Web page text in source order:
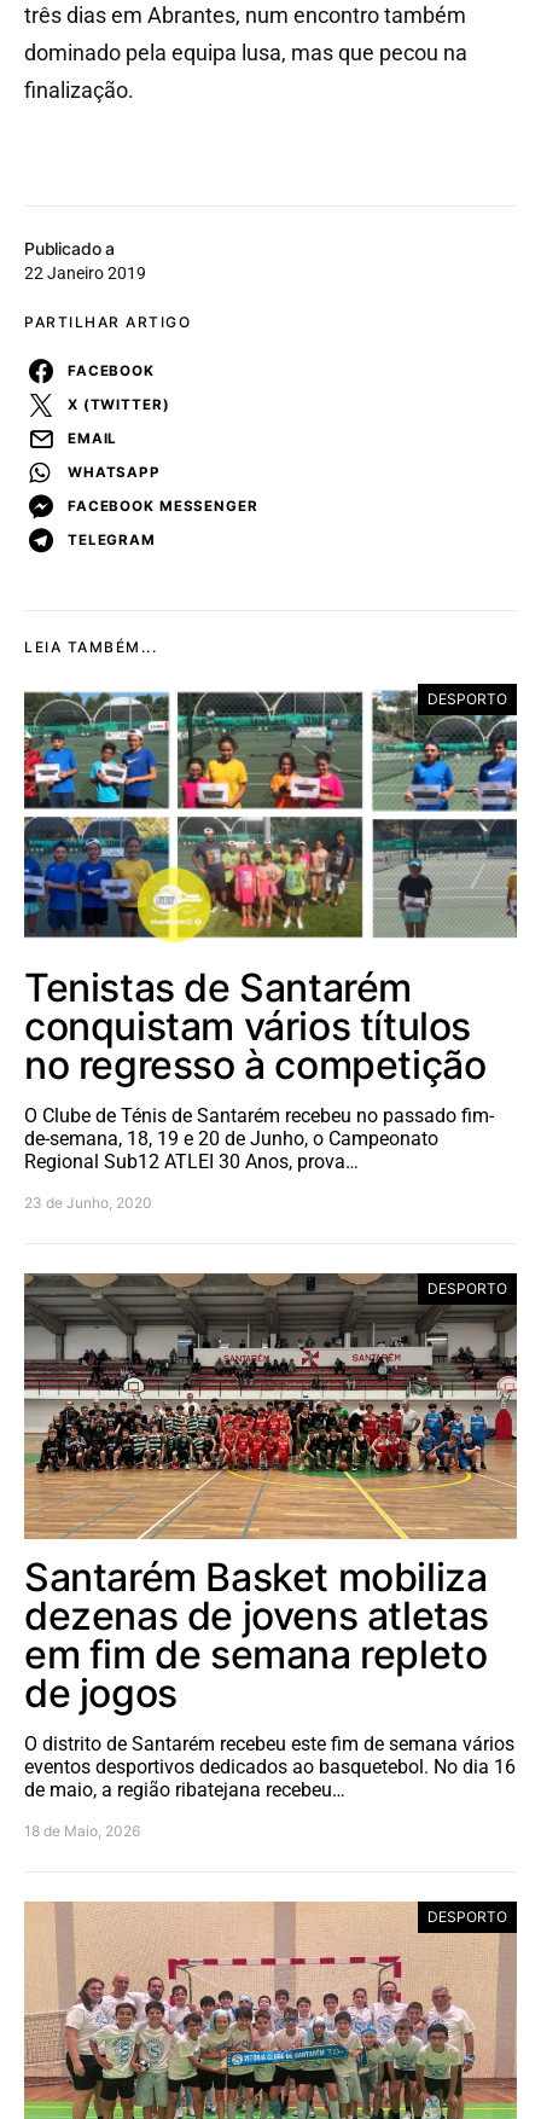
Publicado a
22 Janeiro 2019
PARTILHAR ARTIGO
FACEBOOK
X (TWITTER)
EMAIL
WHATSAPP
FACEBOOK MESSENGER
TELEGRAM
três dias em Abrantes, num encontro também
dominado pela equipa lusa, mas que pecou na
finalização.
LEIA TAMBÉM...
DESPORTO
Tenistas de Santarém
conquistam vários títulos
no regresso à competição
O Clube de Ténis de Santarém recebeu no passado fim-
de-semana, 18, 19 e 20 de Junho, o Campeonato
Regional Sub12 ATLEI 30 Anos, prova…
23 de Junho, 2020
DESPORTO
Santarém Basket mobiliza
dezenas de jovens atletas
em fim de semana repleto
de jogos
O distrito de Santarém recebeu este fim de semana vários
eventos desportivos dedicados ao basquetebol. No dia 16
de maio, a região ribatejana recebeu…
18 de Maio, 2026
DESPORTO